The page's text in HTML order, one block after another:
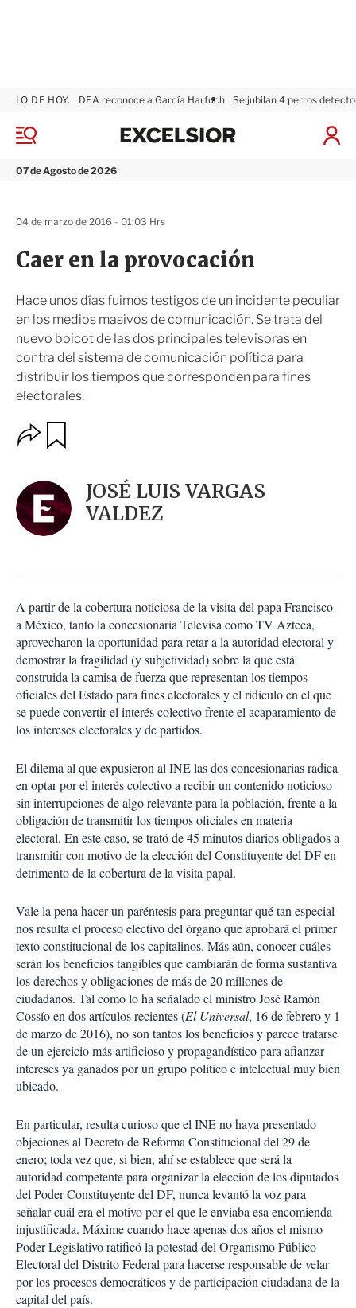
M
n
07 de Agosto de 2026
LO DE HOY: DEA reconoce a García Harfuch Se jubilan 4 perros
I
ó
x
r
Caer en la provocación
Hace unos días fuimos testigos de un incidente peculiar
en los medios masivos de comunicación. Se trata del
nuevo boicot de las dos principales televisoras en
contra del sistema de comunicación política para
distribuir los tiempos que corresponden para fines
electorales.
04 de marzo de 2016 - 01:03 Hrs
O
p
n
e
s
c
m
p
a
r
i
r
a
r
JOSÉ LUIS VARGAS
VALDEZ
A partir de la cobertura noticiosa de la visita del papa Francisco
a México, tanto la concesionaria Televisa como TV Azteca,
aprovecharon la oportunidad para retar a la autoridad electoral y
demostrar la fragilidad (y subjetividad) sobre la que está
construida la camisa de fuerza que representan los tiempos
oficiales del Estado para fines electorales y el ridículo en el que
se puede convertir el interés colectivo frente el acaparamiento de
los intereses electorales y de partidos.
El dilema al que expusieron al INE las dos concesionarias radica
en optar por el interés colectivo a recibir un contenido noticioso
sin interrupciones de algo relevante para la población, frente a la
obligación de transmitir los tiempos oficiales en materia
electoral. En este caso, se trató de 45 minutos diarios obligados a
transmitir con motivo de la elección del Constituyente del DF en
detrimento de la cobertura de la visita papal.
Vale la pena hacer un paréntesis para preguntar qué tan especial
nos resulta el proceso electivo del órgano que aprobará el primer
texto constitucional de los capitalinos. Más aún, conocer cuáles
serán los beneficios tangibles que cambiarán de forma sustantiva
los derechos y obligaciones de más de 20 millones de
ciudadanos. Tal como lo ha señalado el ministro José Ramón
Cossío en dos artículos recientes (El Universal, 16 de febrero y 1
de marzo de 2016), no son tantos los beneficios y parece tratarse
de un ejercicio más artificioso y propagandístico para afianzar
intereses ya ganados por un grupo político e intelectual muy bien
ubicado.
En particular, resulta curioso que el INE no haya presentado
objeciones al Decreto de Reforma Constitucional del 29 de
enero; toda vez que, si bien, ahí se establece que será la
autoridad competente para organizar la elección de los diputados
del Poder Constituyente del DF, nunca levantó la voz para
señalar cuál era el motivo por el que le enviaba esa encomienda
injustificada. Máxime cuando hace apenas dos años el mismo
Poder Legislativo ratificó la potestad del Organismo Público
Electoral del Distrito Federal para hacerse responsable de velar
por los procesos democráticos y de participación ciudadana de la
capital del país.